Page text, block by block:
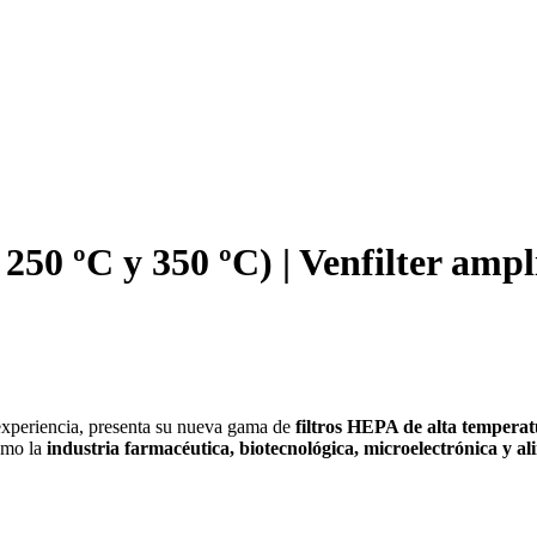
ºC y 350 ºC) | Venfilter
presenta su nueva gama de filtros HEPA de alta
la industria farmacéutica, biotecnológica, microelectrónica y